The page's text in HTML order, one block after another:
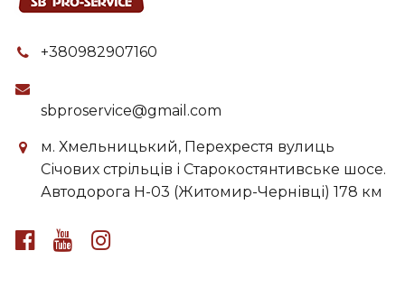
+380982907160
sbproservice@gmail.com
м. Хмельницький, Перехрестя вулиць
Січових стрільців і Старокостянтивське шосе.
Автодорога H-03 (Житомир-Чернівці) 178 км